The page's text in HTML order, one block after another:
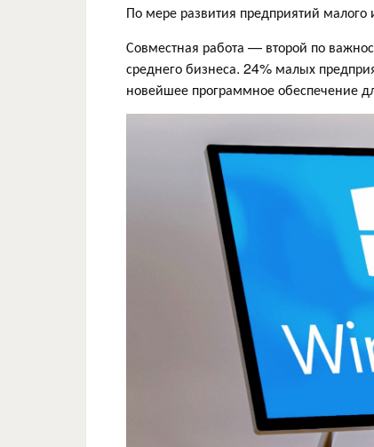
По мере развития предприятий малого
Совместная работа — второй по
среднего бизнеса. 24% малых
новейшее программное обеспечение